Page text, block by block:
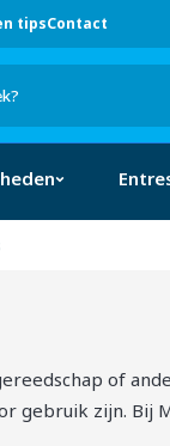
tipsContact
of
gebruik zijn.